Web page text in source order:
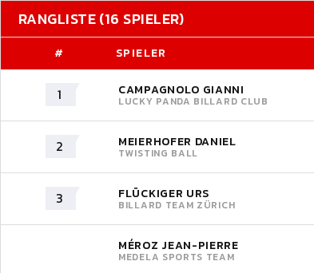
RANGLISTE (16 SPIELER)
# SPIELER
1 CAMPAGNOLO GIANNI
LUCKY PANDA BILLARD CLUB
2 MEIERHOFER DANIEL
TWISTING BALL
3 FLÜCKIGER URS
BILLARD TEAM ZÜRICH
MÉROZ JEAN-PIERRE
MEDELA SPORTS TEAM